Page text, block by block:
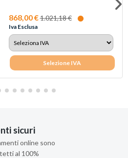
868,00 €1.021,18 €
Iva Esclusa
Selezione IVA
sicuri
online sono
al 100%